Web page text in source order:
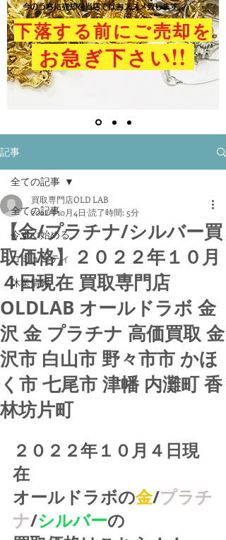
今のうちに売却を当店ではおススメ致します。
下落する前にご売却を
お急ぎ下さい!!
記事
全ての記事
今すぐ始める
コミュニティ
休業情報
全ての記事
【金/プラチナ/シルバー買
取価格】２０２２年１０月
４日現在 買取専門店
OLDLAB オールドラボ 金
沢 金 プラチナ 高価買取 金
沢市 白山市 野々市市 かほ
く市 七尾市 津幡 内灘町 香
林坊片町
買取専門店OLD LAB
2022年10月4日 読了時間: 5分
２０２２年１０月４日現
在
オールドラボの金/プラチ
ナ/シルバーの